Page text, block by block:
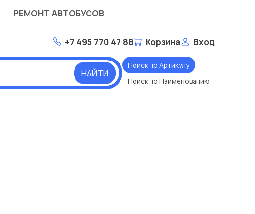
РЕМОНТ АВТОБУСОВ
+7 495 770 47 88 Корзина Вход
НАЙТИ
Поиск по Артикулу
Поиск по Наименованию